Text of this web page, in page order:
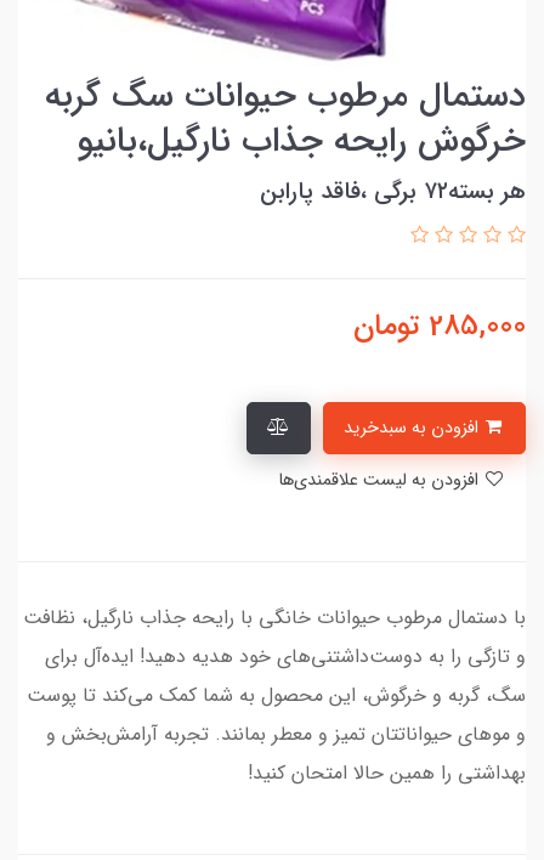
دستمال مرطوب حیوانات سگ گربه
خرگوش رایحه جذاب نارگیل،بانیو
هر بسته۷۲ برگی ،فاقد پارابن
285,000 تومان
با دستمال مرطوب حیوانات خانگی با رایحه جذاب نارگیل، نظافت
و تازگی را به دوست‌داشتنی‌های خود هدیه دهید! ایده‌آل برای
سگ، گربه و خرگوش، این محصول به شما کمک می‌کند تا پوست
و موهای حیواناتتان تمیز و معطر بمانند. تجربه آرامش‌بخش و
بهداشتی را همین حالا امتحان کنید!